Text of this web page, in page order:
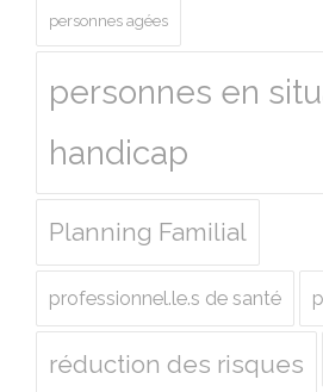
personnes agées
personnes en
handicap
Planning Familial
professionnel.le.s de santé
réduction des risques